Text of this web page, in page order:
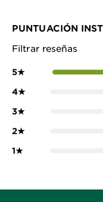
PUNTUACIÓN
Filtrar reseñas
5★
4★
3★
2★
1★